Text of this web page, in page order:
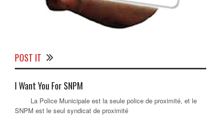
POST IT
I Want You For SNPM
La Police Municipale est la seule police de proximité, et le
SNPM est le seul syndicat de proximité